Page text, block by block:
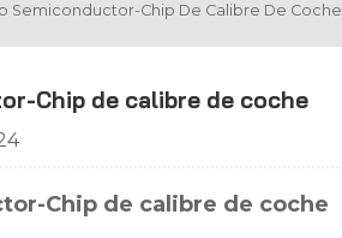
Semiconductor-Chip De Calibre De Coche
Chip de calibre de coche
Chip de calibre de coche